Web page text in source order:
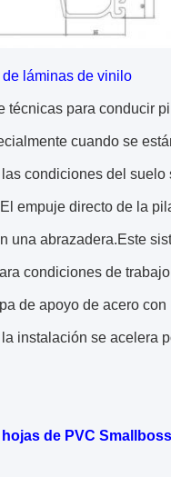
de láminas de vinilo
técnicas para conducir
cuando se
condiciones del
empuje directo de la
una abrazadera.Este
condiciones de
de apoyo de acero
instalación se acelera
de PVC Smallboss